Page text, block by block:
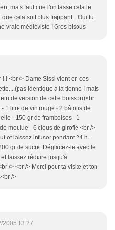
mais faut que l'on fasse cela le
que cela soit plus frappant... Oui tu
vraie médiéviste ! Gros bisous
! ! <br /> Dame Sissi vient en ces
identique à la tienne ! mais
de version de cette boisson)<br
- 1 litre de vin rouge - 2 bâtons de
- 150 gr de framboises - 1
moulue - 6 clous de girofle <br />
et laissez infuser pendant 24 h.
gr de sucre. Déglacez-le avec le
laissez réduire jusqu'à
/> <br /> Merci pour ta visite et ton
/>
2005 13:27